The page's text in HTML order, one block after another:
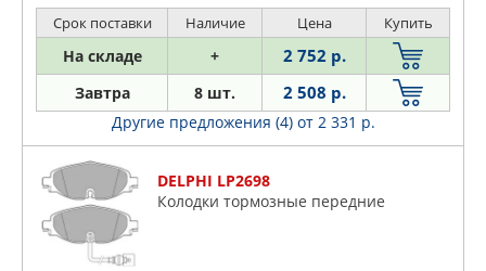
Срок поставки Наличие Цена Купить
На складе + 2 752 р.
Завтра 8 шт. 2 508 р.
Другие предложения (4) от 2 331 р.
DELPHI LP2698
Колодки тормозные передние